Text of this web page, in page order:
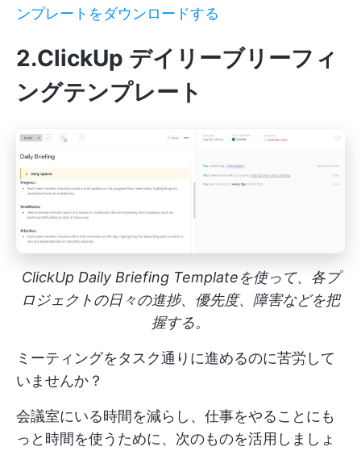
ンプレートをダウンロードする
2.ClickUp デイリーブリーフィ
ングテンプレート
ClickUp Daily Briefing Templateを使って、各プ
ロジェクトの日々の進捗、優先度、障害などを把
握する。
ミーティングをタスク通りに進めるのに苦労して
いませんか？
会議室にいる時間を減らし、仕事をやることにも
っと時間を使うために、次のものを活用しましょ